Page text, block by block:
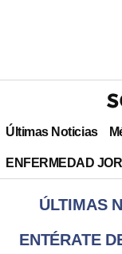
Últimas Noticias
ENFERMEDAD
ÚLTIMAS
ENTÉRATE